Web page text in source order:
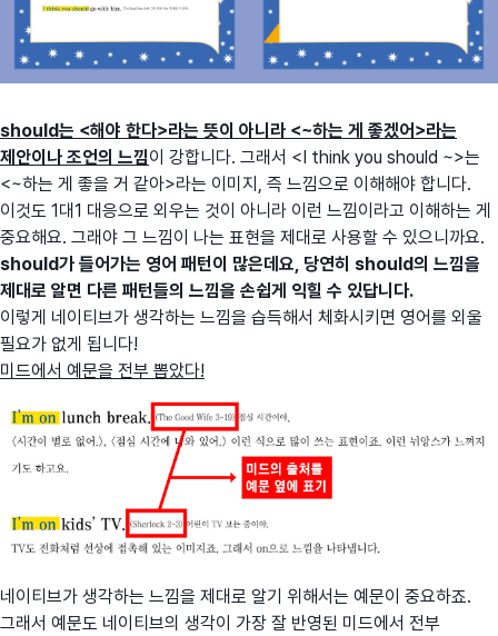
should는 <해야 한다>라는 뜻이 아니라 <~하는 게 좋겠어>라는
제안이나 조언의 느낌이 강합니다. 그래서 <I think you should ~>는
<~하는 게 좋을 거 같아>라는 이미지, 즉 느낌으로 이해해야 합니다.
이것도 1대1 대응으로 외우는 것이 아니라 이런 느낌이라고 이해하는 게
중요해요. 그래야 그 느낌이 나는 표현을 제대로 사용할 수 있으니까요.
should가 들어가는 영어 패턴이 많은데요, 당연히 should의 느낌을
제대로 알면 다른 패턴들의 느낌을 손쉽게 익힐 수 있답니다.
이렇게 네이티브가 생각하는 느낌을 습득해서 체화시키면 영어를 외울
필요가 없게 됩니다!
미드에서 예문을 전부 뽑았다!
네이티브가 생각하는 느낌을 제대로 알기 위해서는 예문이 중요하죠.
그래서 예문도 네이티브의 생각이 가장 잘 반영된 미드에서 전부